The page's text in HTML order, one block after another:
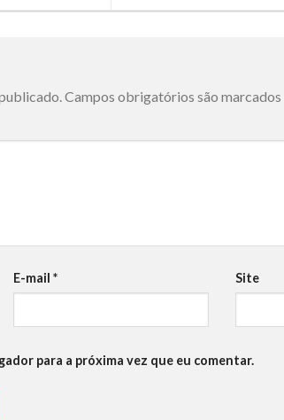
Campos obrigatórios são marcados
E-mail * Site
para a próxima vez que eu comentar.